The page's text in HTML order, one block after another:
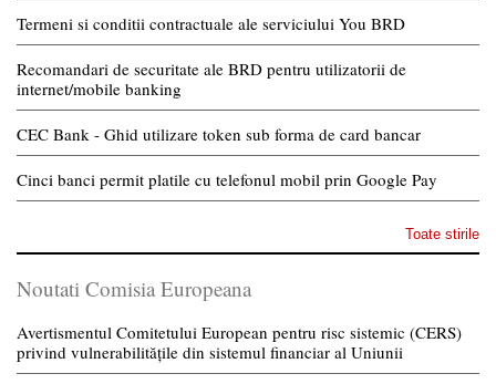
Termeni si conditii contractuale ale serviciului You BRD
Recomandari de securitate ale BRD pentru utilizatorii de
internet/mobile banking
CEC Bank - Ghid utilizare token sub forma de card bancar
Cinci banci permit platile cu telefonul mobil prin Google Pay
Toate stirile
Noutati Comisia Europeana
Avertismentul Comitetului European pentru risc sistemic (CERS)
privind vulnerabilitățile din sistemul financiar al Uniunii